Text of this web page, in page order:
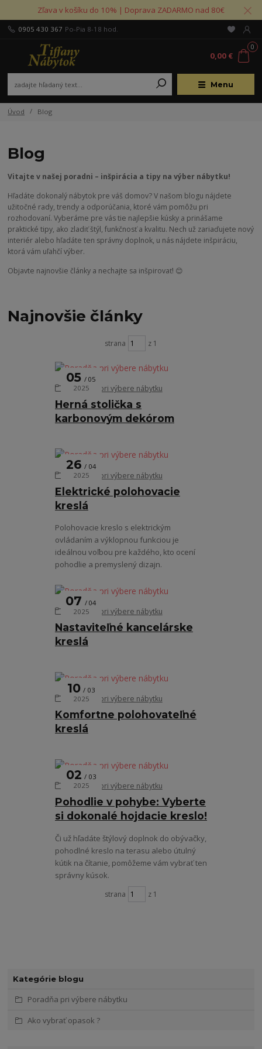
Zľava v košíku do 10% | Doprava ZADARMO nad 80€
Menu
0905 430 367 Po-Pia 8-18 hod.
0
0,00 €
Úvod Blog
Kategórie blogu
Poradňa pri výbere nábytku
Ako vybrať opasok ?
Blog
Vitajte v našej poradni – inšpirácia a tipy na výber nábytku!
Hľadáte dokonalý nábytok pre váš domov? V našom blogu nájdete
užitočné rady, trendy a odporúčania, ktoré vám pomôžu pri
rozhodovaní. Vyberáme pre vás tie najlepšie kúsky a prinášame
praktické tipy, ako zladiť štýl, funkčnosť a kvalitu. Nech už zariaďujete nový
interiér alebo hľadáte ten správny doplnok, u nás nájdete inšpiráciu,
ktorá vám uľahčí výber.
Objavte najnovšie články a nechajte sa inšpirovať! 😊
Najnovšie články
strana z 1
Herná stolička s
karbonovým dekórom
05
05
2025
Poradňa pri výbere nábytku
Elektrické polohovacie
kreslá
26
04
2025
Poradňa pri výbere nábytku
Polohovacie kreslo s elektrickým
ovládaním a výklopnou funkciou je
ideálnou voľbou pre každého, kto ocení
pohodlie a premyslený dizajn.
Nastaviteľné kancelárske
kreslá
07
04
2025
Poradňa pri výbere nábytku
Komfortne polohovateľné
kreslá
10
03
2025
Poradňa pri výbere nábytku
Pohodlie v pohybe: Vyberte
si dokonalé hojdacie kreslo!
02
03
2025
Poradňa pri výbere nábytku
Či už hľadáte štýlový doplnok do obývačky,
pohodlné kreslo na terasu alebo útulný
kútik na čítanie, pomôžeme vám vybrať ten
správny kúsok.
strana z 1